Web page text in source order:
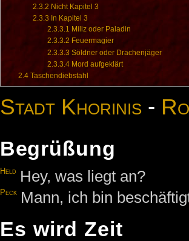
2.3.2 Nicht Kapitel 3
2.3.3 In Kapitel 3
2.3.3.1 Miliz oder Paladin
2.3.3.2 Feuermagier
2.3.3.3 Söldner oder Drachenjäger
2.3.3.4 Mord aufgeklärt
2.4 Taschendiebstahl
Stadt Khorinis-
Begrüßung
Held Hey, was liegt an?
Peck Mann, ich bin
Es wird Zeit